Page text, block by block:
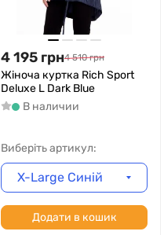
4 195 грн4 510 грн
Жіноча куртка Rich Sport
Deluxe L Dark Blue
В наличии
Виберіть артикул:
X-Large Синій
Додати в кошик